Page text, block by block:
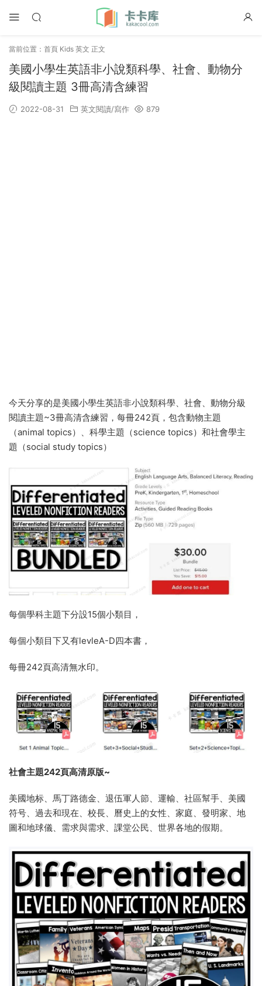
當前位置： 首頁 Kids 英文 正文
美國小學生英語非小說類科學、社會、動物分
級閱讀主題 3冊高清含練習
2022-08-31 英文閱讀/寫作 879
今天分享的是美國小學生英語非小說類科學、社會、動物分級
閱讀主題~3冊高清含練習，每冊242頁，包含動物主題
（animal topics）、科學主題（science topics）和社會學主
題（social study topics）
每個學科主題下分設15個小類目，
每個小類目下又有levleA-D四本書，
每冊242頁高清無水印。
社會主題242頁高清原版~
美國地标、馬丁路德金、退伍軍人節、運輸、社區幫手、美國
符号、過去和現在、校長、曆史上的女性、家庭、發明家、地
圖和地球儀、需求與需求、課堂公民、世界各地的假期。